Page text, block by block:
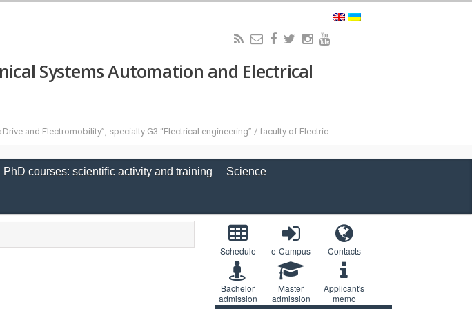
Systems Automation and Electrical
and Electromobility”, specialty G3 “Electrical engineering” / faculty of Electric
PhD courses: scientific activity and training Science
Schedule e-Campus Contacts
Bachelor
admission
Master
admission
Applicant's
memo